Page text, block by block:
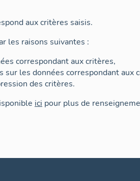
aux critères saisis.
les raisons suivantes :
correspondant aux critères,
sur les données correspondant aux
des critères.
ici pour plus de